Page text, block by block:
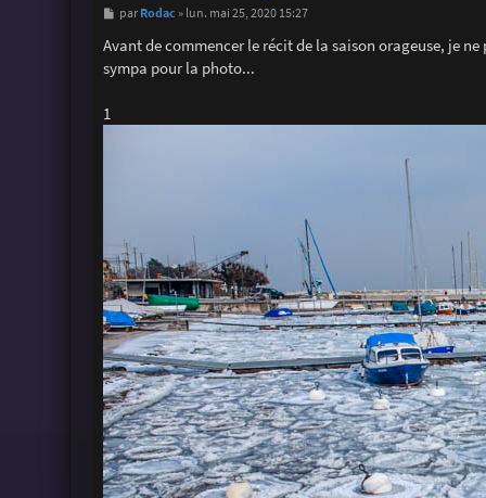
M
s
s
a
par Rodac » lun. mai 25, 2020 15:27
Avant de commencer le récit de la saison orageuse, je
sympa pour la photo...
1